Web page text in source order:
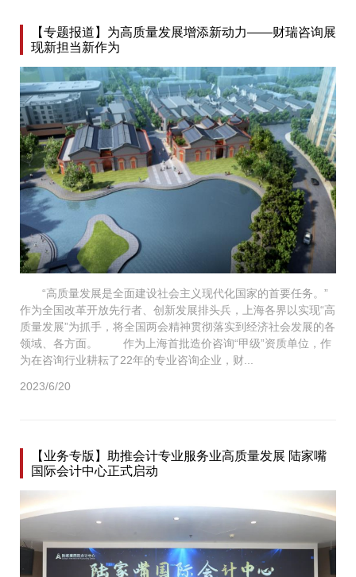
【专题报道】为高质量发展增添新动力——财瑞咨询展
现新担当新作为
“高质量发展是全面建设社会主义现代化国家的首要任务。”
作为全国改革开放先行者、创新发展排头兵，上海各界以实现“高
质量发展”为抓手，将全国两会精神贯彻落实到经济社会发展的各
领域、各方面。 作为上海首批造价咨询“甲级”资质单位，作
为在咨询行业耕耘了22年的专业咨询企业，财...
2023/6/20
【业务专版】助推会计专业服务业高质量发展 陆家嘴
国际会计中心正式启动